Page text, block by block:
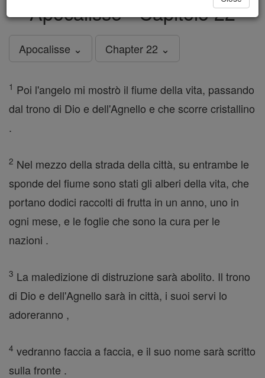
Apocalisse - Capitolo 22
Apocalisse ⌄ Chapter 22 ⌄
1 Poi l'angelo mi mostrò il fiume della vita, passando
dal trono di Dio e dell'Agnello e che scorre cristallino
.
2 Nel mezzo della strada della città, su entrambe le
sponde del fiume sono stati gli alberi della vita, che
portano dodici raccolti di frutta in un anno, uno in
ogni mese, e le foglie che sono la cura per le
nazioni .
3 La maledizione di distruzione sarà abolito. Il trono
di Dio e dell'Agnello sarà in città, i suoi servi lo
adoreranno ,
4 vedranno faccia a faccia, e il suo nome sarà scritto
sulla fronte .